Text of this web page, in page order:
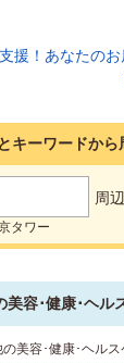
キーワードか
周
タワー
美容･健康･ヘル
美容･健康･ヘルス